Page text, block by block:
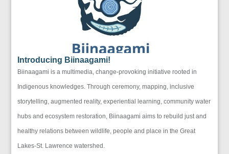
Introducing Biinaagami!
Biinaagami is a multimedia, change-provoking initiative rooted in
Indigenous knowledges. Through ceremony, mapping, inclusive
storytelling, augmented reality, experiential learning, community water
hubs and ecosystem restoration, Biinaagami aims to rebuild just and
healthy relations between wildlife, people and place in the Great
Lakes-St. Lawrence watershed.